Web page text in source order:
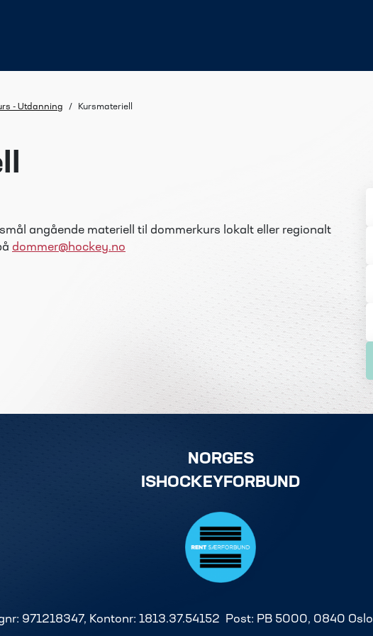
- Utdanning / Kursmateriell
angående materiell til dommerkurs lokalt eller regionalt
dommer@hockey.no
NORGES
ISHOCKEYFORBUND
971218347, Kontonr: 1813.37.54152 Post: PB 5000, 0840 Oslo